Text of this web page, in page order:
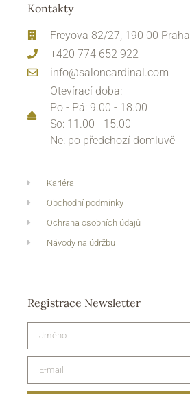
Kontakty
Freyova 82/27, 190 00 Praha
+420 774 652 922
info@saloncardinal.com
Otevírací doba:
Po - Pá: 9.00 - 18.00
So: 11.00 - 15.00
Ne: po předchozí domluvě
Kariéra
Obchodní podmínky
Ochrana osobních údajů
Návody na údržbu
Registrace Newsletter